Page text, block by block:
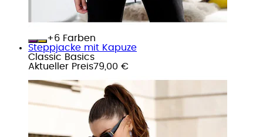
+
Farben
Steppjacke mit Kapuze
Classic Basics
Aktueller Preis79,00 €